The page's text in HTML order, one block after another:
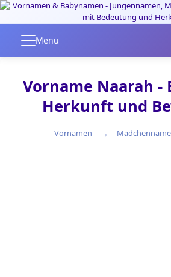
Skip to main content
Menü
Vorname Naarah -
Herkunft und
Vornamen Mädchenname